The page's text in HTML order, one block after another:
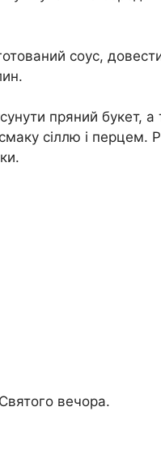
соус,
пряний букет, а
сіллю і перцем.
вечора.